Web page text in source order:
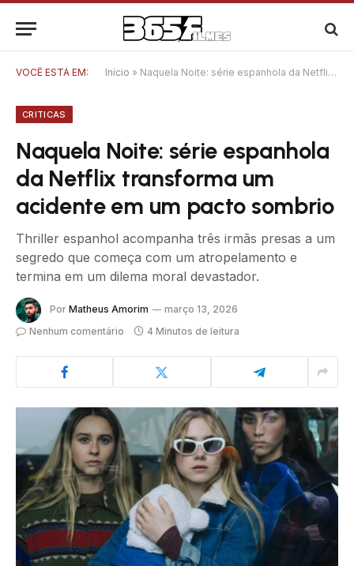
VOCÊ ESTÁ EM: Início » Naquela Noite: série espanhola da Netflix transforma um acidente em um pacto sombrio
CRITICAS
Naquela Noite: série espanhola
da Netflix transforma um
acidente em um pacto sombrio
Thriller espanhol acompanha três irmãs presas a um
segredo que começa com um atropelamento e
termina em um dilema moral devastador.
Por Matheus Amorim
março 13, 2026
Nenhum comentário
4 Minutos de leitura